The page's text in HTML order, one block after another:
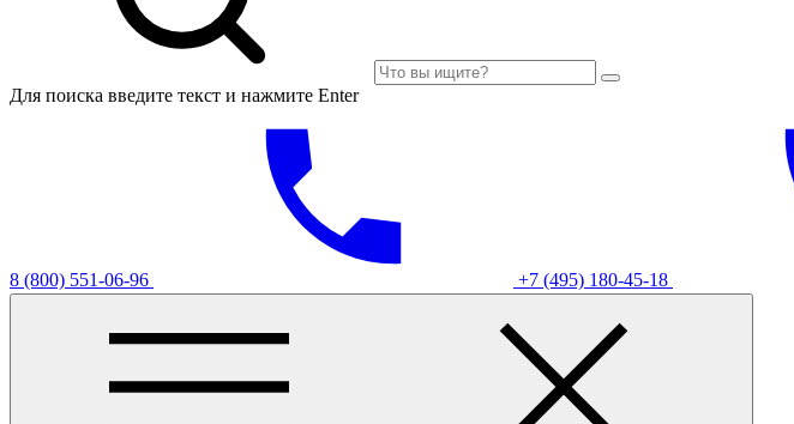
Для поиска введите текст и нажмите Enter
8 (800) 551-06-96 +7 (495) 180-45-18